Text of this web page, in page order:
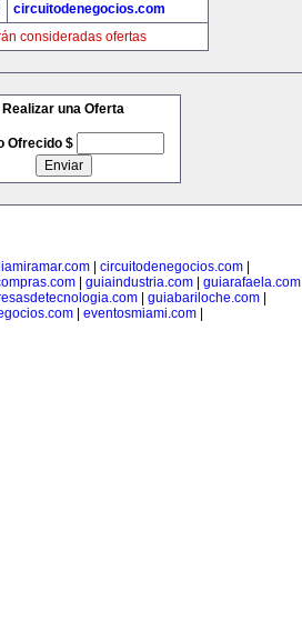
circuitodenegocios.com
consideradas ofertas
Realizar una Oferta
Ofrecido $
circuitodenegocios.com
| guiaindustria.com| guiarafaela.com|
| guiabariloche.com|
eventosmiami.com